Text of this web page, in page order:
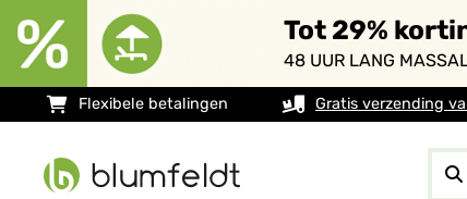
Tot 29%
48 UUR LANG
Flexibele betalingen Gratis verzending